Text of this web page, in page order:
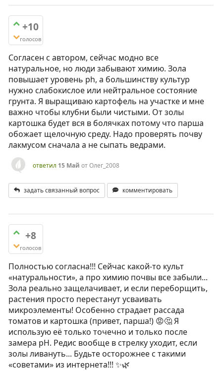
+10
голосов
Согласен с автором, сейчас модно все
натуральное, но люди забывают химию. Зола
повышает уровень ph, а большинству культур
нужно слабокислое или нейтральное состояние
грунта. Я выращиваю картофель на участке и мне
важно чтобы клубни были чистыми. От золы
картошка будет вся в болячках потому что парша
обожает щелочную среду. Надо проверять почву
лакмусом сначала а не сыпать ведрами.
ответил 15 Май отОлег_2008
задать связанный вопрос комментировать
+8
голосов
Полностью согласна!!! Сейчас какой-то культ
«натуральности», а про химию почвы все забыли...
Зола реально защелачивает, и если переборщить,
растения просто перестанут усваивать
микроэлементы! Особенно страдает рассада
томатов и картошка (привет, парша!) 😡🤔 Я
использую её только точечно и только после
замера pH. Редис вообще в стрелку уходит, если
золы ливануть... Будьте осторожнее с такими
«советами» из интернета!!! ✨🌿